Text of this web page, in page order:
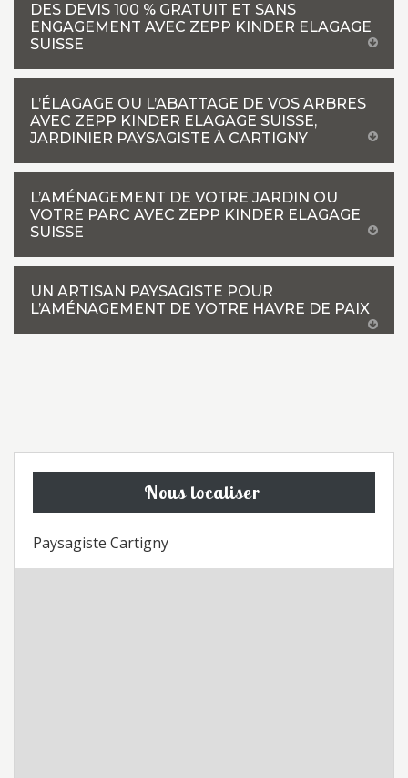
DES DEVIS 100 % GRATUIT ET SANS
ENGAGEMENT AVEC ZEPP KINDER ELAGAGE
SUISSE
L’ÉLAGAGE OU L’ABATTAGE DE VOS ARBRES
AVEC ZEPP KINDER ELAGAGE SUISSE,
JARDINIER PAYSAGISTE À CARTIGNY
L’AMÉNAGEMENT DE VOTRE JARDIN OU
VOTRE PARC AVEC ZEPP KINDER ELAGAGE
SUISSE
UN ARTISAN PAYSAGISTE POUR
L’AMÉNAGEMENT DE VOTRE HAVRE DE PAIX
Nous localiser
Paysagiste Cartigny